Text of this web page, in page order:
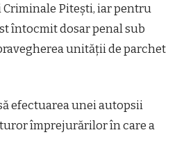
Piteşti, iar pentru
întocmit dosar penal sub
unităţii de parchet
efectuarea unei autopsii
împrejurărilor în care a